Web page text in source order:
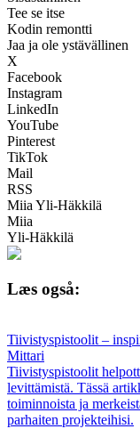
Tee se itse
Kodin remontti
Jaa ja ole ystävällinen
X
Facebook
Instagram
LinkedIn
YouTube
Pinterest
TikTok
Mail
RSS
Miia Yli-Häkkilä
Miia
Yli-Häkkilä
Læs også:
Tiivistyspistoolit –
Mittari
Tiivistyspistoolit
levittämistä. Tässä
toiminnoista ja
parhaiten projekteihisi.